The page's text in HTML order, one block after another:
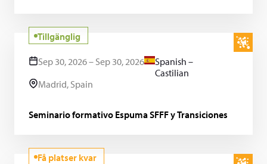
Tillgänglig
Sep 30, 2026 – Sep 30, 2026
Spanish –
Castilian
Madrid, Spain
Seminario formativo Espuma SFFF y Transiciones
Få platser kvar